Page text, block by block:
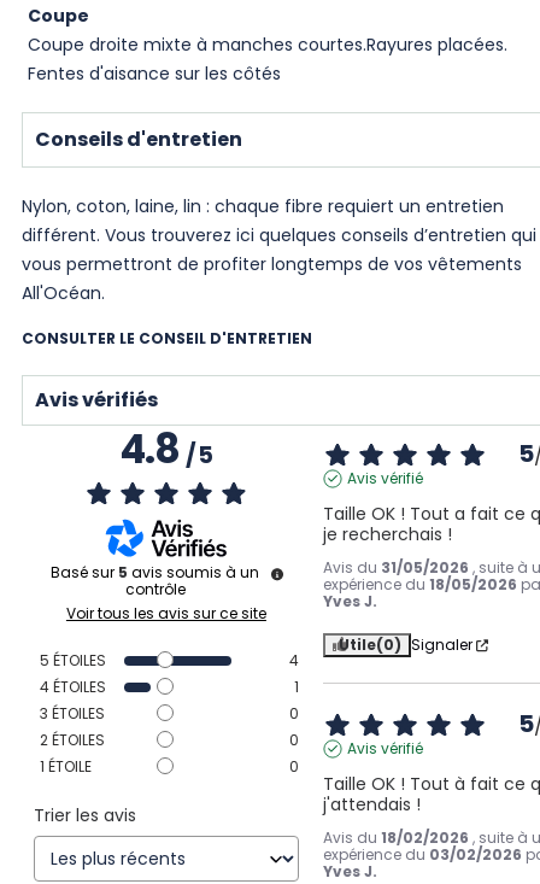
Coupe
Coupe droite mixte à manches courtes.Rayures placées.
Fentes d'aisance sur les côtés
Conseils d'entretien
Nylon, coton, laine, lin : chaque fibre requiert un entretien
différent. Vous trouverez ici quelques conseils d’entretien qui
vous permettront de profiter longtemps de vos vêtements
All'Océan.
CONSULTER LE CONSEIL D'ENTRETIEN
Avis vérifiés
4.8/5
Basé sur 5 avis soumis à un
contrôle
Voir tous les avis sur ce site
5 ÉTOILES
4
4ÉTOILES
1
3 ÉTOILES
0
2ÉTOILES
0
1 ÉTOILE 0
Trier les avis
5
Avis vérifié
Taille OK ! Tout a fait ce
je recherchais !
Avis du 31/05/2026 , suite à
expérience du18/05/2026
Yves J.
Utile(0) Signaler
5
Avis vérifié
Taille OK ! Tout à fait ce
j'attendais !
Avis du18/02/2026 , suite à
expérience du 03/02/2026
Yves J.